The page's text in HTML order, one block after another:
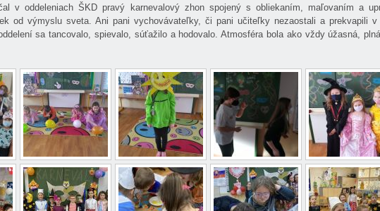
v oddeleniach ŠKD pravý karnevalový zhon spojený s obliekaním, maľovaním a
od výmyslu sveta. Ani pani vychovávateľky, či pani učiteľky nezaostali a prekvapili v
sa tancovalo, spievalo, súťažilo a hodovalo. Atmosféra bola ako vždy úžasná,